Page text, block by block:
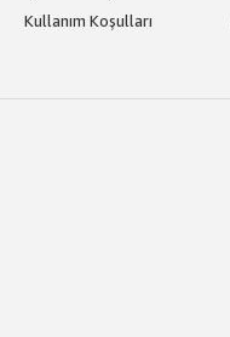
Kullanım Koşulları